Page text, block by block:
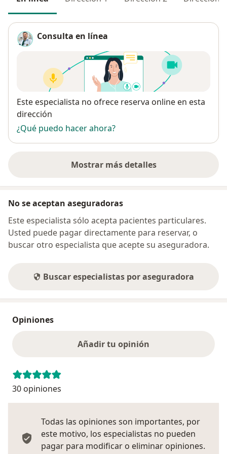
Consulta en línea
Disponibilidad
Este especialista no ofrece reserva online en esta
dirección
¿Qué puedo hacer ahora?
Mostrar más detalles
sobre la dirección
No se aceptan aseguradoras
Este especialista sólo acepta pacientes particulares.
Usted puede pagar directamente para reservar, o
buscar otro especialista que acepte su aseguradora.
Buscar especialistas por aseguradora
Opiniones
Añadir tu opinión
30 opiniones
Todas las opiniones son importantes, por
este motivo, los especialistas no pueden
pagar para modificar o eliminar opiniones.